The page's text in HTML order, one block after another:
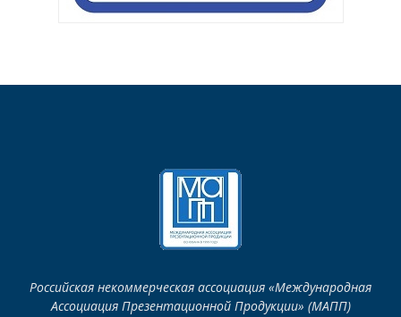
Российская некоммерческая ассоциация «Международная
Ассоциация Презентационной Продукции» (МАПП)